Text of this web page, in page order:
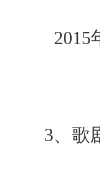
2015
3、歌